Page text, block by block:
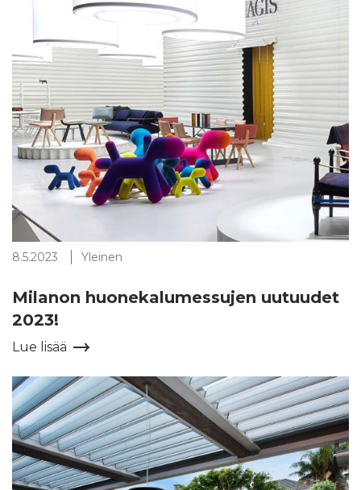
8.5.2023 Yleinen
Milanon huonekalumessujen uutuudet
2023!
Lue lisää